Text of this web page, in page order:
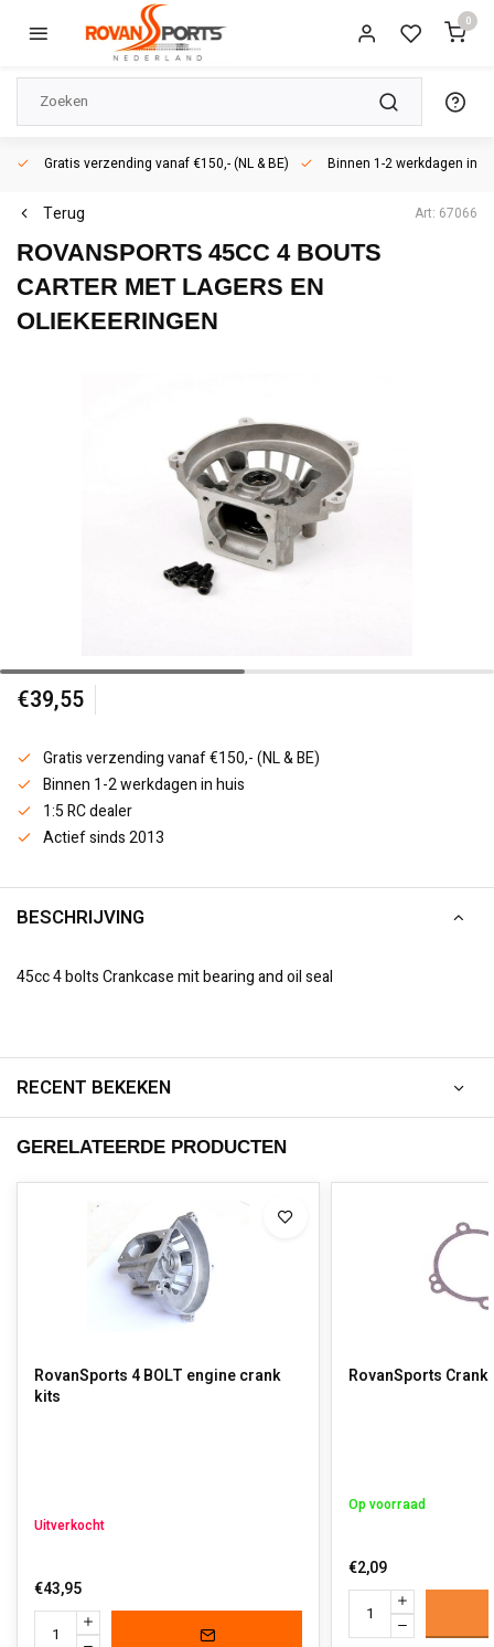
0
Gratis verzending vanaf €150,- (NL & BE) Binnen 1-2 werkdagen in
Terug Art: 67066
ROVANSPORTS 45CC 4 BOUTS
CARTER MET LAGERS EN
OLIEKEERINGEN
€39,55
Gratis verzending vanaf €150,- (NL & BE)
Binnen 1-2 werkdagen in huis
1:5 RC dealer
Actief sinds 2013
BESCHRIJVING
45cc 4 bolts Crankcase mit bearing and oil seal
RECENT BEKEKEN
GERELATEERDE PRODUCTEN
RovanSports 4 BOLT engine crank
kits
Uitverkocht
€43,95
RovanSports
Op voorraad
€2,09